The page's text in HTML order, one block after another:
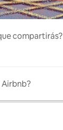
compartirás?
Airbnb?